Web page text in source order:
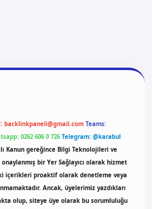
backlinkpaneli@gmail.com Teams:
0262 606 0 726 Telegram: @karabul
Kanun gereğince Bilgi Teknolojileri ve
bir Yer Sağlayıcı olarak hizmet
içerikleri proaktif olarak denetleme veya
Ancak, üyelerimiz yazdıkları
olup, siteye üye olarak bu sorumluluğu